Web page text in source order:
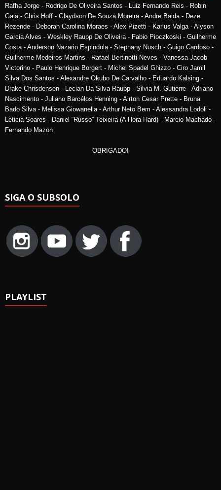
Rafha Jorge - Rodrigo De Oliveira Santos - Luiz Fernando Reis - Robin
Gaia - Chris Hoff - Glaydson De Souza Moreira - Andre Baida - Deze
Rezende - Deborah Carolina Moraes - Alex Pizetti - Karlus Valga - Alyson
Garcia Alves - Weskley Raupp De Oliveira - Fabio Pioczkoski - Guilherme
Costa - Anderson Nazario Espindola - Stephany Nusch - Guigo Cardoso -
Guilherme Medeiros Martins - Rafael Bertinotti Neves - Vanessa Jacob
Victorino - Paulo Henrique Borgert - Michel Spadel Ghizzo - Ciro Jamil
Silva Dos Santos - Alexandre Okubo De Carvalho - Eduardo Kalsing -
Drake Chrisdensen - Lecian Da Silva Raupp - Silvia M. Gutierre - Adriano
Nascimento - Juliano Barcélos Henning - Airton Cesar Prette - Bruna
Bado Silva - Melissa Giowanella - Arthur Neto Bem - Alessandra Lodoli -
Leticia Soares - Daniel “Russo” Teixeira (A Hora Hard) - Marcio Machado -
Fernando Mazon
OBRIGADO!
SIGA O SUBSOLO
PLAYLIST